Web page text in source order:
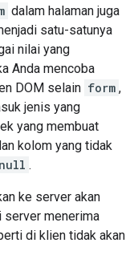
dalam halaman juga
satu-satunya
nilai yang
Anda mencoba
DOM selain form ,
jenis yang
yang membuat
kolom yang tidak
null .
ke server akan
server menerima
di klien tidak akan